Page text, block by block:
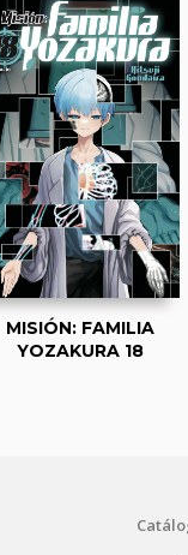
MISIÓN: FAMILIA
YOZAKURA 18